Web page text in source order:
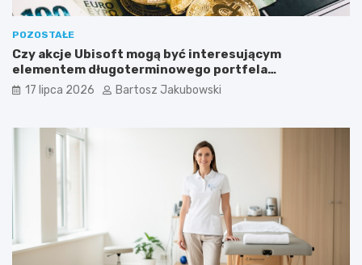
POZOSTAŁE
Czy akcje Ubisoft mogą być interesującym
elementem długoterminowego portfela
inwestycyjnego?
17 lipca 2026 Bartosz Jakubowski